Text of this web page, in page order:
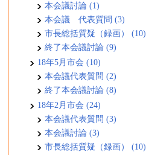
本会議討論 (1)
本会議 代表質問 (3)
市長総括質疑（録画） (10)
終了本会議討論 (9)
18年5月市会 (10)
本会議代表質問 (2)
終了本会議討論 (8)
18年2月市会 (24)
本会議代表質問 (3)
本会議討論 (3)
市長総括質疑（録画） (10)